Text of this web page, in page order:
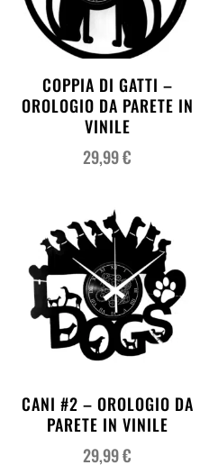
COPPIA DI GATTI –
OROLOGIO DA PARETE IN
VINILE
29,99€
CANI #2 – OROLOGIO DA
PARETE IN VINILE
29,99€